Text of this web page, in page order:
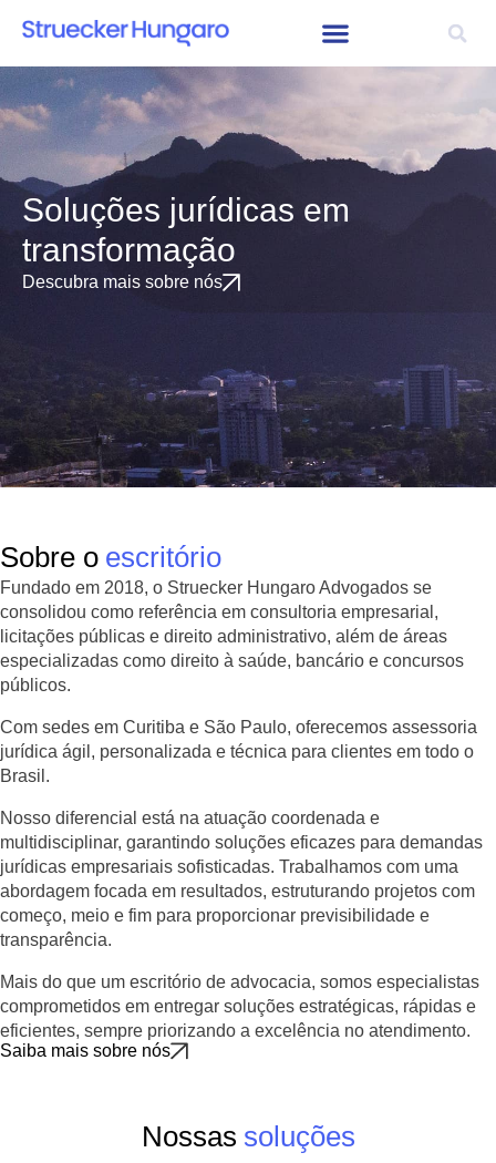
Soluções jurídicas em
transformação
Descubra mais sobre nós
Sobre o escritório
Fundado em 2018, o Struecker Hungaro Advogados se
consolidou como referência em consultoria empresarial,
licitações públicas e direito administrativo, além de áreas
especializadas como direito à saúde, bancário e concursos
públicos.
Com sedes em Curitiba e São Paulo, oferecemos assessoria
jurídica ágil, personalizada e técnica para clientes em todo o
Brasil.
Nosso diferencial está na atuação coordenada e
multidisciplinar, garantindo soluções eficazes para demandas
jurídicas empresariais sofisticadas. Trabalhamos com uma
abordagem focada em resultados, estruturando projetos com
começo, meio e fim para proporcionar previsibilidade e
transparência.
Mais do que um escritório de advocacia, somos especialistas
comprometidos em entregar soluções estratégicas, rápidas e
eficientes, sempre priorizando a excelência no atendimento.
Saiba mais sobre nós
Nossas soluções